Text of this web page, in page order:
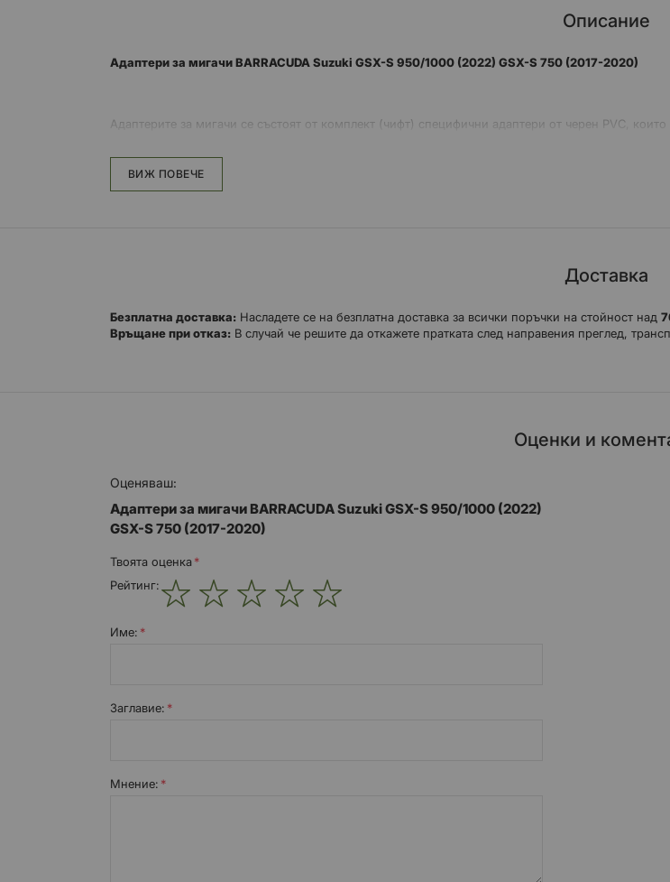
Описание
Адаптери за мигачи BARRACUDA Suzuki GSX-S 950/1000 (2022) GSX-S 750 (2017-2020)
Адаптерите за мигачи се състоят от комплект (чифт) специфични адаптери от черен PVC,
ВИЖ ПОВЕЧЕ
Доставка
Безплатна доставка: Насладете се на безплатна доставка за всички поръчки на стойност над
Връщане при отказ: В случай че решите да откажете пратката след направения преглед,
Оценки и
Оценяваш:
Адаптери за мигачи BARRACUDA Suzuki GSX-S 950/1000 (2022)
GSX-S 750 (2017-2020)
Твоята оценка
Рейтинг:
Име:
Заглавиe:
Мнение: